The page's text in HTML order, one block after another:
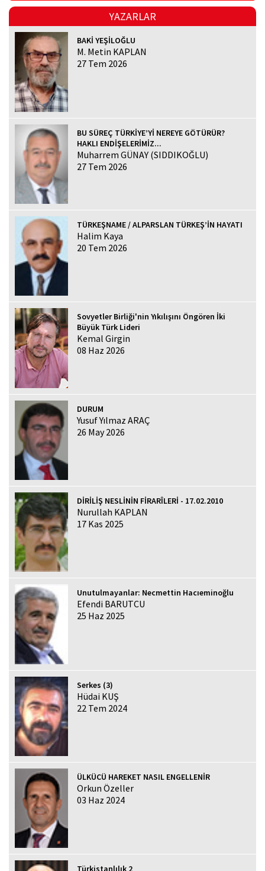
YAZARLAR
BAKİ YEŞİLOĞLU
M. Metin KAPLAN
27 Tem 2026
BU SÜREÇ TÜRKİYE’Yİ NEREYE GÖTÜRÜR?
HAKLI ENDİŞELERİMİZ...
Muharrem GÜNAY (SIDDIKOĞLU)
27 Tem 2026
TÜRKEŞNAME / ALPARSLAN TÜRKEŞ’İN HAYATI
Halim Kaya
20 Tem 2026
Sovyetler Birliği'nin Yıkılışını Öngören İki
Büyük Türk Lideri
Kemal Girgin
08 Haz 2026
DURUM
Yusuf Yılmaz ARAÇ
26 May 2026
DİRİLİŞ NESLİNİN FİRARÎLERİ - 17.02.2010
Nurullah KAPLAN
17 Kas 2025
Unutulmayanlar: Necmettin Hacıeminoğlu
Efendi BARUTCU
25 Haz 2025
Serkes (3)
Hüdai KUŞ
22 Tem 2024
ÜLKÜCÜ HAREKET NASIL ENGELLENİR
Orkun Özeller
03 Haz 2024
Türkistanlılık 2